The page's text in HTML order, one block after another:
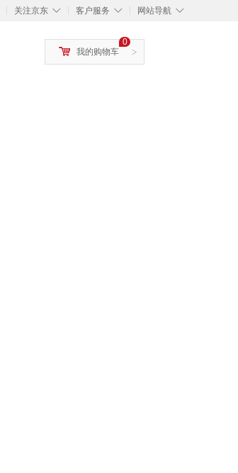
◇
关注京东 ◇
客户服务 ◇
网站导航
>
0
我的购物车